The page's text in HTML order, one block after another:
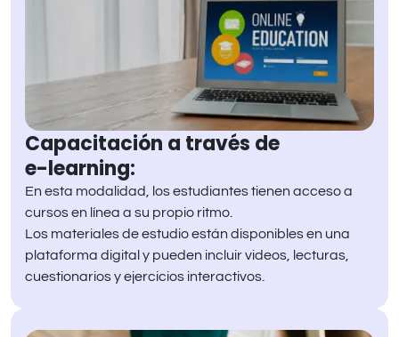
Capacitación a través de
e-learning:
En esta modalidad, los estudiantes tienen acceso a
cursos en línea a su propio ritmo.
Los materiales de estudio están disponibles en una
plataforma digital y pueden incluir videos, lecturas,
cuestionarios y ejercicios interactivos.